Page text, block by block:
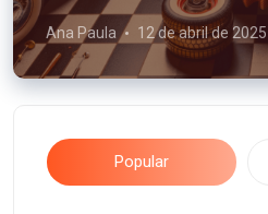
Ana Paula 12 de abril de 2025
Popular